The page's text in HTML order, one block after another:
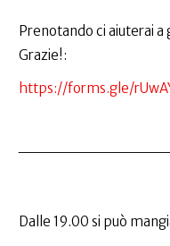
Prenotando ci aiuterai
Grazie!:
https://forms.gle/
Dalle 19.00 si può